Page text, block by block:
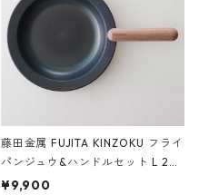
藤田金属 FUJITA KINZOKU フライ
パンジュウ&ハンドルセット L 24c
m ガス火・IH対応 鉄フライパン
¥9,900